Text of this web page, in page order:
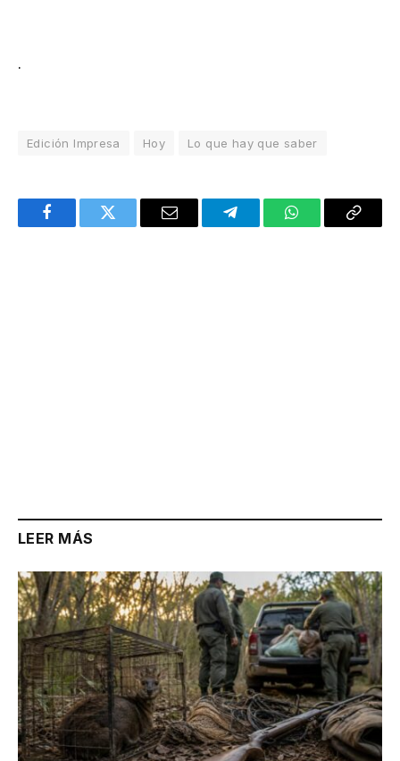
.
Edición Impresa Hoy Lo que hay que saber
FacebookTwitter Email TelegramWhatsAppCopy
LEER MÁS